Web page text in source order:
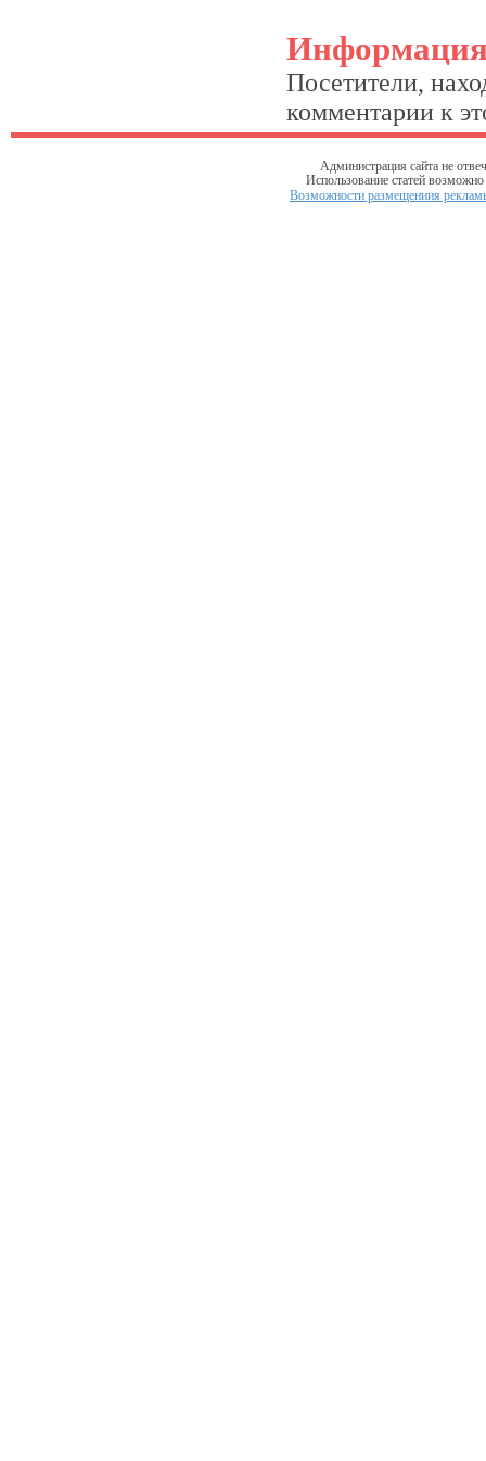
Посетители,
комментарии к
Администрация сайта не
Использование статей
Возможности размещениия